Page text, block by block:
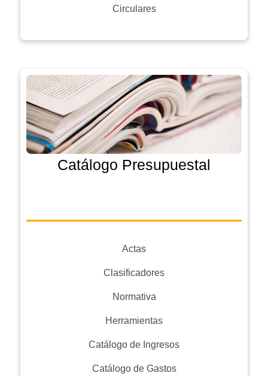
Circulares
Catálogo Presupuestal
Actas
Clasificadores
Normativa
Herramientas
Catálogo de Ingresos
Catálogo de Gastos